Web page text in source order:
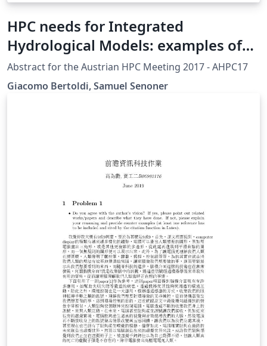
HPC needs for Integrated
Hydrological Models: examples of
application of the GEOtop model to
the Vienna Scientific Cluster
Abstract for the Austrian HPC Meeting 2017 - AHPC17
Giacomo Bertoldi, Samuel Senoner